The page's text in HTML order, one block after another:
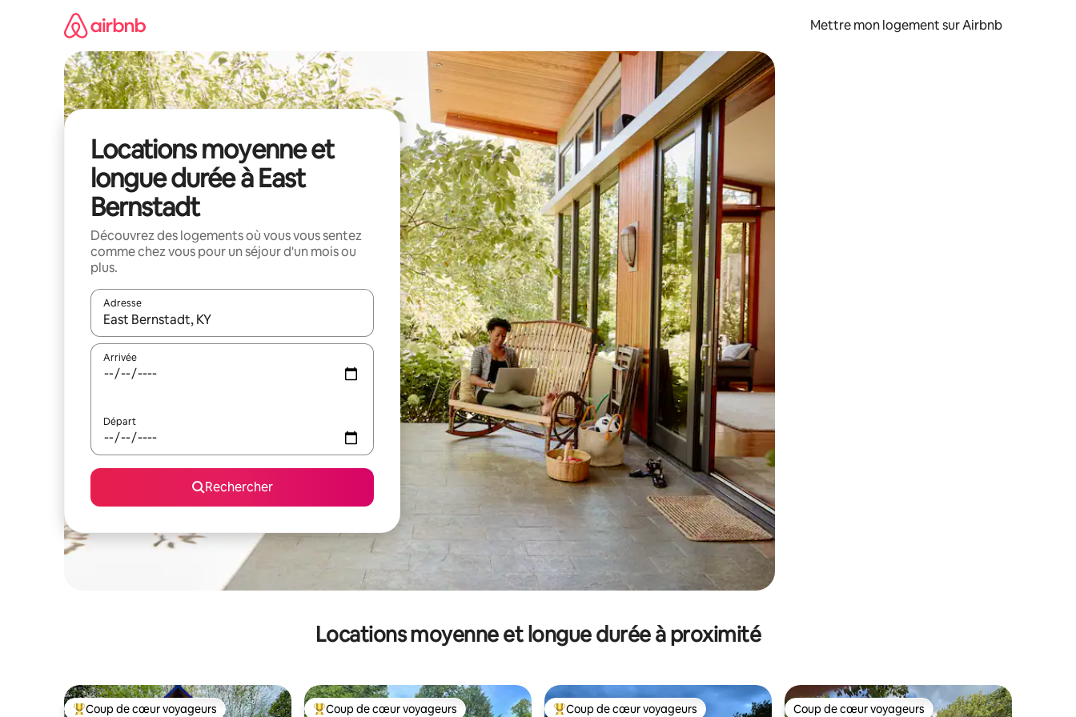
Mettre mon logement sur Airbnb
Locations moyenne et
longue durée à East
Bernstadt
Découvrez des logements où vous vous sentez
comme chez vous pour un séjour d'un mois ou
plus.
Adresse
Lorsque les résultats s'affichent, utilisez les flèches vers le haut et vers le bas pour les parcourir ou en appuyant et en faisant glisser.
Arrivée
Départ
Rechercher
Locations moyenne et longue durée à proximité
Coup de cœur voyageurs Coup de cœur voyageurs Coup de cœur voyageurs Coup de cœur voyageurs